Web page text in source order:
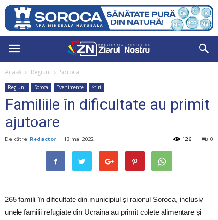
Acasă Regiuni Soroca
Regiuni Soroca Evenimente Știri
Familiile în dificultate au primit
ajutoare
De către Redactor - 13 mai 2022 0
126
265 familii în dificultate din municipiul și raionul Soroca, inclusiv
unele familii refugiate din Ucraina au primit colete alimentare și